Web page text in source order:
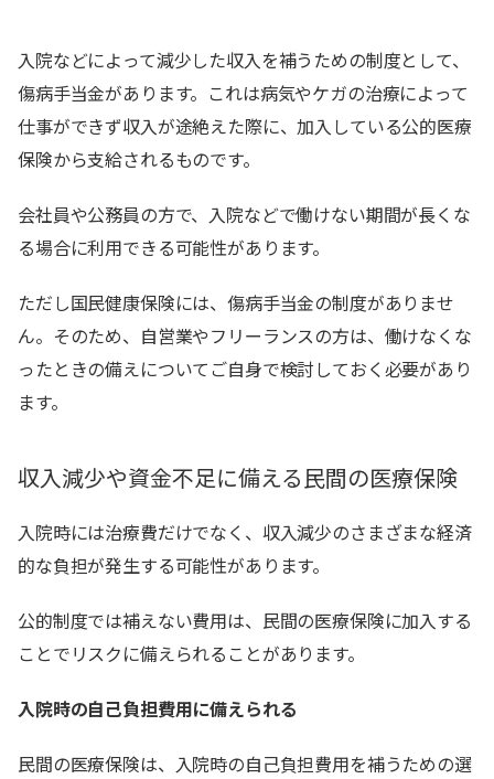
入院などによって減少した収入を補うための制度として、
傷病手当金があります。これは病気やケガの治療によって
仕事ができず収入が途絶えた際に、加入している公的医療
保険から支給されるものです。
会社員や公務員の方で、入院などで働けない期間が長くな
る場合に利用できる可能性があります。
ただし国民健康保険には、傷病手当金の制度がありませ
ん。そのため、自営業やフリーランスの方は、働けなくな
ったときの備えについてご自身で検討しておく必要があり
ます。
収入減少や資金不足に備える民間の医療保険
入院時には治療費だけでなく、収入減少のさまざまな経済
的な負担が発生する可能性があります。
公的制度では補えない費用は、民間の医療保険に加入する
ことでリスクに備えられることがあります。
入院時の自己負担費用に備えられる
民間の医療保険は、入院時の自己負担費用を補うための選